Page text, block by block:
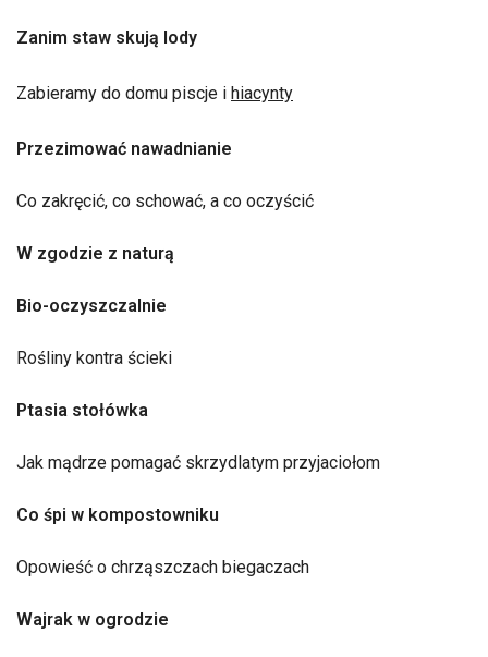
Zanim staw skują lody
Zabieramy do domu piscje i hiacynty
Przezimować nawadnianie
Co zakręcić, co schować, a co oczyścić
W zgodzie z naturą
Bio-oczyszczalnie
Rośliny kontra ścieki
Ptasia stołówka
Jak mądrze pomagać skrzydlatym przyjaciołom
Co śpi w kompostowniku
Opowieść o chrząszczach biegaczach
Wajrak w ogrodzie